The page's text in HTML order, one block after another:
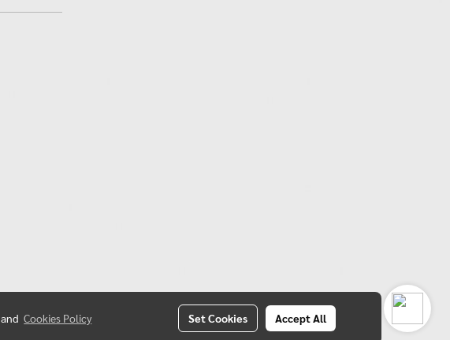
andCookies Policy Set Cookies Accept All